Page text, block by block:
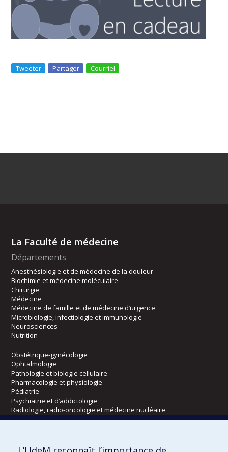
Tweeter Partager Courriel
La Faculté de médecine
Départements
Anesthésiologie et de médecine de la douleur
Biochimie et médecine moléculaire
Chirurgie
Médecine
Médecine de famille et de médecine d’urgence
Microbiologie, infectiologie et immunologie
Neurosciences
Nutrition
Obstétrique-gynécologie
Ophtalmologie
Pathologie et biologie cellulaire
Pharmacologie et physiologie
Pédiatrie
Psychiatrie et d’addictologie
Radiologie, radio-oncologie et médecine nucléaire